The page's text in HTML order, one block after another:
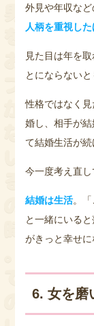
外見や年収な
人柄を重視し
見た目は年を
とにならないと
性格ではなく
婚し、相手が
て結婚生活が
今一度考え直し
結婚は生活。
と一緒にいる
がきっと幸せに
6. 女を磨